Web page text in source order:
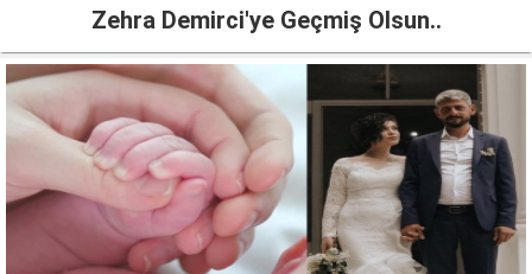
Zehra Demirci'ye Geçmiş Olsun..